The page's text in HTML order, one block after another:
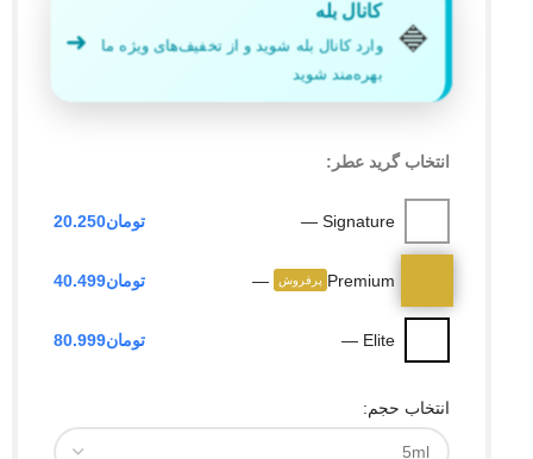
🔷
کانال بله
وارد کانال بله شوید و از تخفیف‌های ویژه ما
بهره‌مند شوید
➜
انتخاب گرید عطر:
Signature — تومان20.250
Premium پرفروش — تومان40.499
Elite — تومان80.999
انتخاب حجم: